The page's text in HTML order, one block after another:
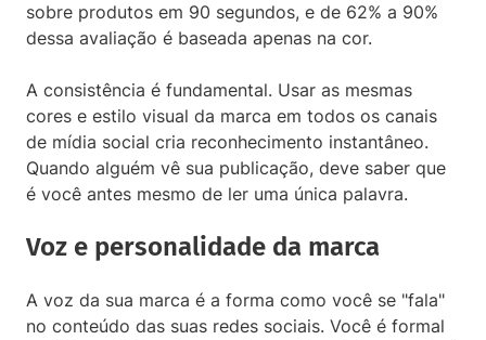
sobre produtos em 90 segundos, e de 62% a 90%
dessa avaliação é baseada apenas na cor.
A consistência é fundamental. Usar as mesmas
cores e estilo visual da marca em todos os canais
de mídia social cria reconhecimento instantâneo.
Quando alguém vê sua publicação, deve saber que
é você antes mesmo de ler uma única palavra.
Voz e personalidade da marca
A voz da sua marca é a forma como você se "fala"
no conteúdo das suas redes sociais. Você é formal